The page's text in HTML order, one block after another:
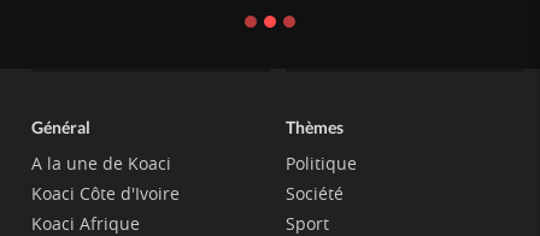
Général
A la une de Koaci
Koaci Côte d'Ivoire
Koaci Afrique
Thèmes
Politique
Société
Sport